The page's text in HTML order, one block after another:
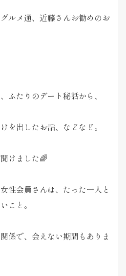
ルメ通、近藤さんお勧めのお
ふたりのデート秘話から、
を出したお話、などなど。
けました🌈
性会員さんは、たった一人と
こと。
係で、会えない期間もありま